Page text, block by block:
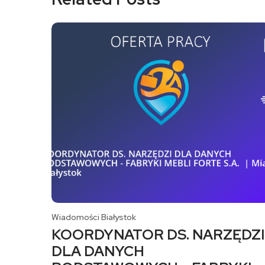
Wiadomości Białystok
KOORDYNATOR DS. NARZĘDZI
DLA DANYCH